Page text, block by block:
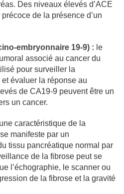
Des niveaux élevés d’ACE
de la présence d’un
embryonnaire 19-9) : le
associé au cancer du
pour surveiller la
évaluer la réponse au
de CA19-9 peuvent être un
un cancer.
caractéristique de la
manifeste par un
tissu pancréatique normal par
de la fibrose peut se
l’échographie, le scanner ou
de la fibrose et la gravité